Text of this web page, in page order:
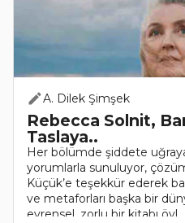
A. Dilek Şimşek
Rebecca Solnit,
Taslaya..
Her bölümde şiddete
yorumlarla sunuluyor,
Küçük’e teşekkür ederek
ve metaforları başka bir
evrensel, zorlu bir kitabı öyl..